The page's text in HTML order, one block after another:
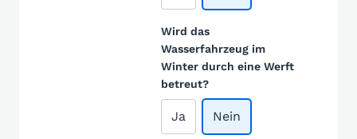
Wird das
Wasserfahrzeug im
Winter durch eine Werft
betreut?
Ja Nein